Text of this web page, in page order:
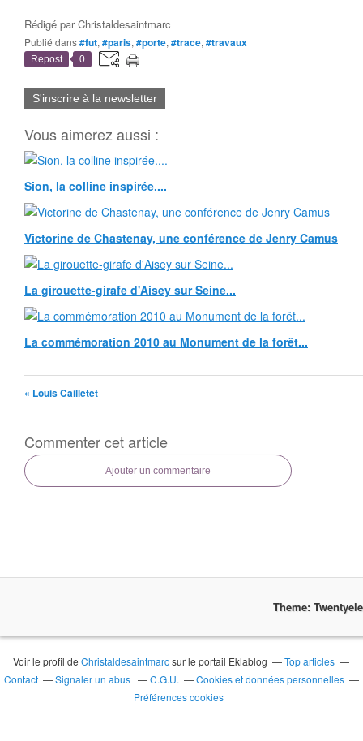
Rédigé parChristaldesaintmarc
Publié dans#fut, #paris, #porte, #trace, #travaux
Repost 0
S'inscrire à la newsletter
Vous aimerez aussi :
Sion, la colline inspirée....
Victorine de Chastenay, une conférence de Jenry Camus
La girouette-girafe d'Aisey sur Seine...
La commémoration 2010 au Monument de la forêt...
« Louis Cailletet
Commenter cet article
Ajouter un commentaire
Theme:
Voir le profil deChristaldesaintmarcsur le portail Eklablog
Top articles
Contact
Signaler un abus C.G.U.
Cookies et données personnelles
Préférences cookies